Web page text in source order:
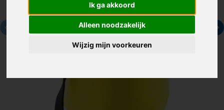
Ik ga akkoord
Alleen noodzakelijk
Wijzig mijn voorkeuren